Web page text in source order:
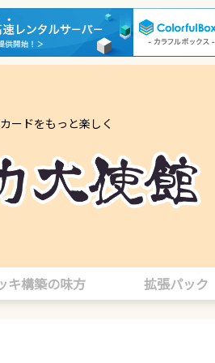
ードをもっと楽しく
キ構築の味方 拡張パック